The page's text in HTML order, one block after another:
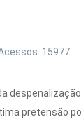
15977
pretensão